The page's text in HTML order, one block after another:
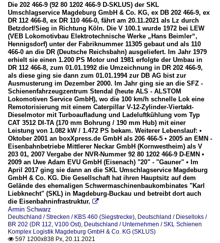
Die 202 466-9 (92 80 1202 466-9 D-SKLUS) der SKL
Umschlagservice Magdeburg GmbH & Co. KG, ex DB 202 466-9, ex
DR 112 466-8, ex DR 110 466-0, fährt am 20.11.2021 als Lz durch
Betzdorf/Sieg in Richtung Köln. Die V 100.1 wurde 1972 bei LEW
(VEB Lokomotivbau Elektrotechnische Werke „Hans Beimler“,
Hennigsdorf) unter der Fabriknummer 11305 gebaut und als 110
466-0 an die DR (Deutsche Reichsbahn) ausgeliefert. Im Jahr 1979
erhielt sie einen 1.200 PS Motor und 1981 erfolgte der Umbau in
DR 112 466-8, zum 01.01.1992 die Umzeichnung in DR 202 466-9,
als diese ging sie dann zum 01.01.1994 zur DB AG bist zur
Ausmusterung im Dezember 2000. Im Jahr ging sie an die SFZ -
Schienenfahrzeugzentrum Stendal (heute ALS - ALSTOM
Lokomotiven Service GmbH), wo die 100 km/h schnelle Lok eine
Remotorisierung mit einem Caterpillar V-12-Zylinder-Viertakt-
Dieselmotor mit Turboaufladung und Ladeluftkühlung vom Typ
CAT 3512 DI-TA (170 mm Bohrung / 190 mm Hub) mit einer
Leistung von 1.082 kW / 1.472 PS bekam. Weiterer Lebenslauf: •
Oktober 2001 an boxXpress.de GmbH als 206 466-5 • 2005 an EMN -
Eisenbahnbetriebe Mittlerer Neckar GmbH (Kornwestheim) als V
203 01, 2007 Vergabe der NVR-Nummer 92 80 1202 466-9 D-EMN •
2009 an Uwe Adam EVU GmbH (Eisenach) "20" - "Gauner" • Im
April 2017 ging sie dann an die SKL Umschlagservice Magdeburg
GmbH & Co. KG. Die Gesellschaft hat ihren Hauptsitz auf dem
Gelände des ehemaligen Schwermaschinenbaukombinates "Karl
Liebknecht" (SKL) in Magdeburg-Buckau und betreibt dort auch
die Eisenbahninfrastruktur. 
Armin Schwarz
Deutschland / Strecken / KBS 460 (Siegstrecke) Deutschland / Dieselloks /
BR 202 (DR 112, V100 Ost) Deutschland / Unternehmen / SKL Schienen
Komplex Logistik Magdeburg GmbH & Co. KG (SKLUS)
 597 1200x838 Px, 20.11.2021